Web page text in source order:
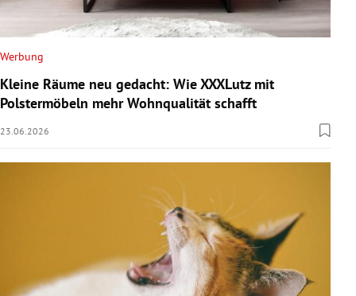
Werbung
Kleine Räume neu gedacht: Wie XXXLutz mit
Polstermöbeln mehr Wohnqualität schafft
23.06.2026